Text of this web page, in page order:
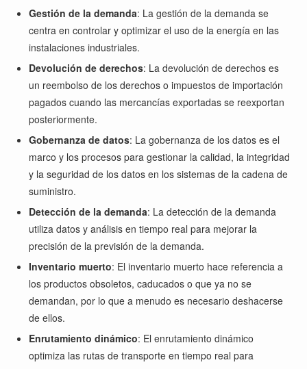
Gestión de la demanda: La gestión de la demanda se
centra en controlar y optimizar el uso de la energía en las
instalaciones industriales.
Devolución de derechos: La devolución de derechos es
un reembolso de los derechos o impuestos de importación
pagados cuando las mercancías exportadas se reexportan
posteriormente.
Gobernanza de datos: La gobernanza de los datos es el
marco y los procesos para gestionar la calidad, la integridad
y la seguridad de los datos en los sistemas de la cadena de
suministro.
Detección de la demanda: La detección de la demanda
utiliza datos y análisis en tiempo real para mejorar la
precisión de la previsión de la demanda.
Inventario muerto: El inventario muerto hace referencia a
los productos obsoletos, caducados o que ya no se
demandan, por lo que a menudo es necesario deshacerse
de ellos.
Enrutamiento dinámico: El enrutamiento dinámico
optimiza las rutas de transporte en tiempo real para